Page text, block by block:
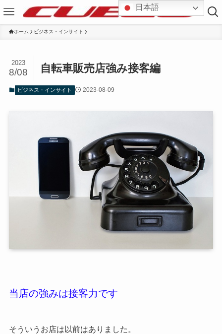
ホーム ビジネス・インサイト
自転車販売店強み接客編
2023
8/08
ビジネス・インサイト 2023-08-09
当店の強みは接客力です
そういうお店は以前はありました。
日本語